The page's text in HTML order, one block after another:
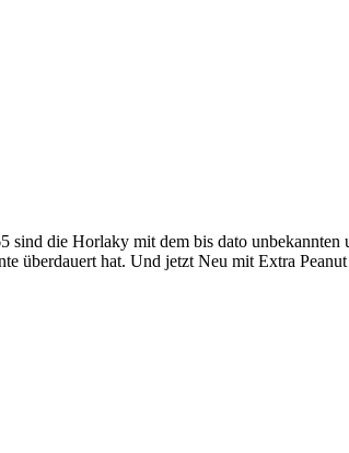
die Horlaky mit dem bis dato
überdauert hat. Und jetzt Neu mit Extra